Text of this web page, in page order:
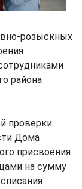
розыскных
района
проверки
Дома
присвоения
на сумму